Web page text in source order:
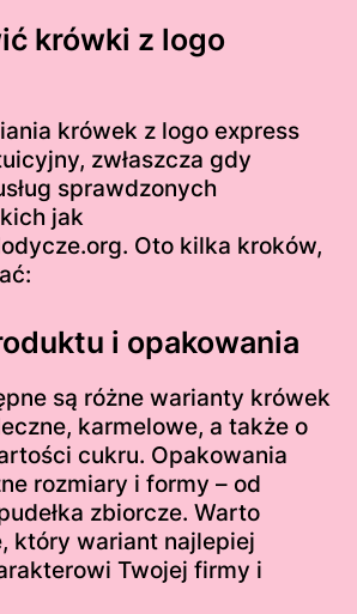
krówki z logo
krówek z logo express
zwłaszcza gdy
sprawdzonych
jak
Oto kilka kroków,
i opakowania
są różne warianty krówek
karmelowe, a także o
cukru. Opakowania
rozmiary i formy – od
zbiorcze. Warto
który wariant najlepiej
Twojej firmy i